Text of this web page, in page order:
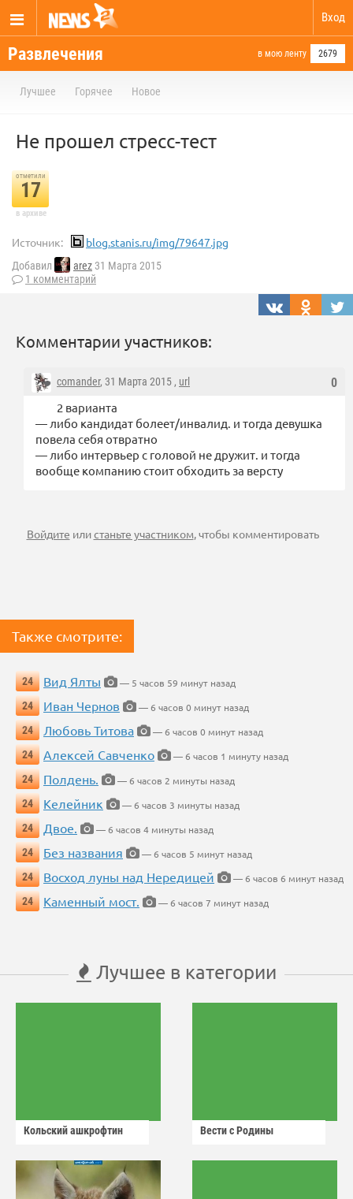
Вход
Развлечения в мою ленту 2679
Лучшее Горячее Новое
Не прошел стресс-тест
отметили
17
в архиве
Источник: blog.stanis.ru/img/79647.jpg
Добавил arez 31 Марта 2015
1 комментарий
Комментарии участников:
0
comander, 31 Марта 2015 , url
2 варианта
— либо кандидат болеет/инвалид. и тогда девушка
повела себя отвратно
— либо интервьер с головой не дружит. и тогда
вообще компанию стоит обходить за версту
Войдите илистаньте участником, чтобы комментировать
Также смотрите:
24 Вид Ялты
— 5 часов 59 минут назад
24
Иван Чернов
— 6 часов 0 минут назад
24
Любовь Титова
— 6 часов 0 минут назад
24
Алексей Савченко
— 6 часов 1 минуту назад
24
Полдень.
— 6 часов 2 минуты назад
24
Келейник
— 6 часов 3 минуты назад
24
Двое.
— 6 часов 4 минуты назад
24
Без названия
— 6 часов 5 минут назад
24
Восход луны над Нередицей
— 6 часов 6 минут назад
24
Каменный мост. — 6 часов 7 минут назад
Лучшее в категории
Кольский ашкрофтин Вести с Родины